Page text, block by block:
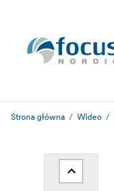
Strona główna Wideo